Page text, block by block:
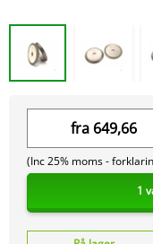
fra 649,66
(Inc 25% moms -
1